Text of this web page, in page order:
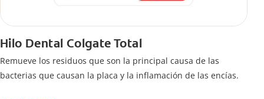
Hilo Dental Colgate Total
Remueve los residuos que son la principal causa de las
bacterias que causan la placa y la inflamación de las encías.